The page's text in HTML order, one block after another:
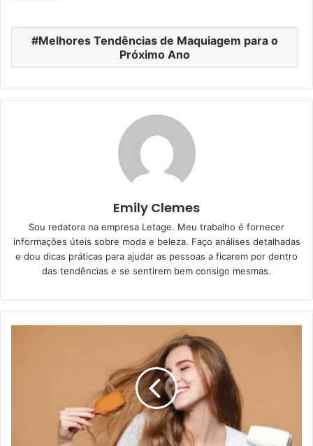
Melhores Tendências de Maquiagem para o
Próximo Ano
Emily Clemes
Sou redatora na empresa Letage. Meu trabalho é fornecer
informações úteis sobre moda e beleza. Faço análises detalhadas
e dou dicas práticas para ajudar as pessoas a ficarem por dentro
das tendências e se sentirem bem consigo mesmas.